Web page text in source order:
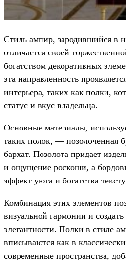
Стиль ампир, зародившийся в
отличается своей
богатством декоративных
эта направленность
интерьера, таких как полки,
статус и вкус владельца.
Основные материалы,
таких полок, — позолоченная
бархат. Позолота придает
и ощущение роскоши, а
эффект уюта и богатства
Комбинация этих элементов
визуальной гармонии и
элегантности. Полки в стиле
вписываются как в
современные пространства,